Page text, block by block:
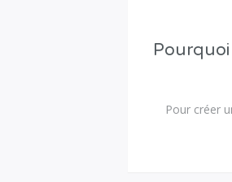
Pour créer